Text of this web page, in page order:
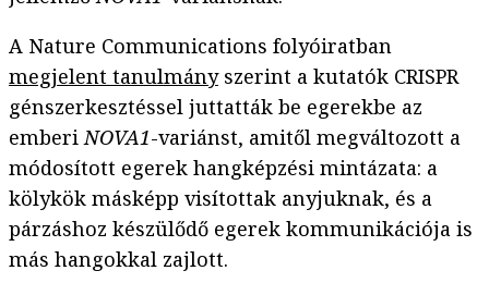
A Nature Communications folyóiratban
megjelent tanulmányszerint a kutatók CRISPR
génszerkesztéssel juttatták be egerekbe az
emberiNOVA1-variánst, amitől megváltozott a
módosított egerek hangképzési mintázata: a
kölykök másképp visítottak anyjuknak, és a
párzáshoz készülődő egerek kommunikációja is
más hangokkal zajlott.